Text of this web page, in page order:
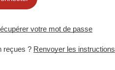
votre mot de passe
reçues ? Renvoyer les instructions